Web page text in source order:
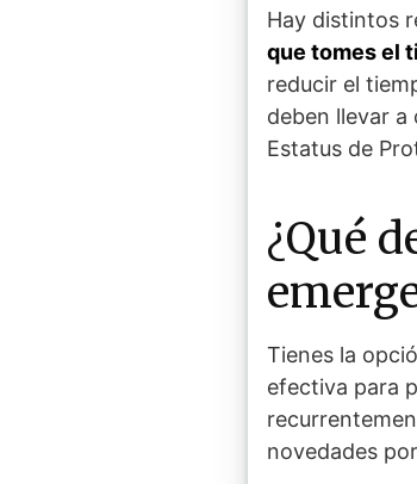
Hay distintos
que tomes el
reducir el
deben llevar
Estatus de
¿Qué
Tienes la
efectiva para
novedades